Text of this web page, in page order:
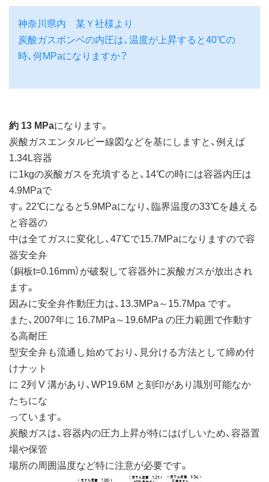
神奈川県内 某Ｙ社様より
炭酸ガスボンベの内圧は、温度が上昇すると40℃の
時、何MPaになりますか？
約 13 MPaになります。
炭酸ガスエンタルピー線図などを基にしますと、例えば
1.34L容器
に1kgの炭酸ガスを充填すると、14℃の時には容器内圧は
4.9MPaで
す。22℃になると5.9MPaになり、臨界温度の33℃を越える
と容器の
中は全てガスに変化し、47℃で15.7MPaになりますので容
器安全弁
（銅板t=0.16mm）が破裂して容器外に炭酸ガスが放出され
ます。
因みに安全弁作動圧力は、13.3MPa～15.7Mpa です。
また、2007年に 16.7MPa～19.6MPa の圧力範囲で作動す
る高耐圧
型安全弁も流通し始めており、見分ける方法として締め付
けナット
に 2列 V 溝があり、WP19.6M と刻印があり識別可能なか
たちにな
っています。
炭酸ガスは、容器内の圧力上昇が特にはげしいため、容器置
場や保管
場所の周囲温度など特に注意が必要です。